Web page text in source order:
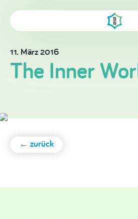
11. März 2016
The Inner
← zurück